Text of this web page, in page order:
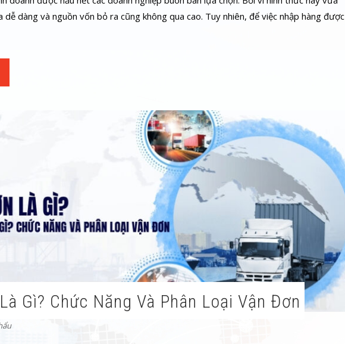
dễ dàng và nguồn vốn bỏ ra cũng không qua cao. Tuy nhiên, để việc nhập hàng được
Là Gì? Chức Năng Và Phân Loại Vận Đơn